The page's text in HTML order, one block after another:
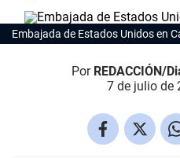
Embajada de Estados Unidos en
Por REDACCIÓN/
7 de julio de